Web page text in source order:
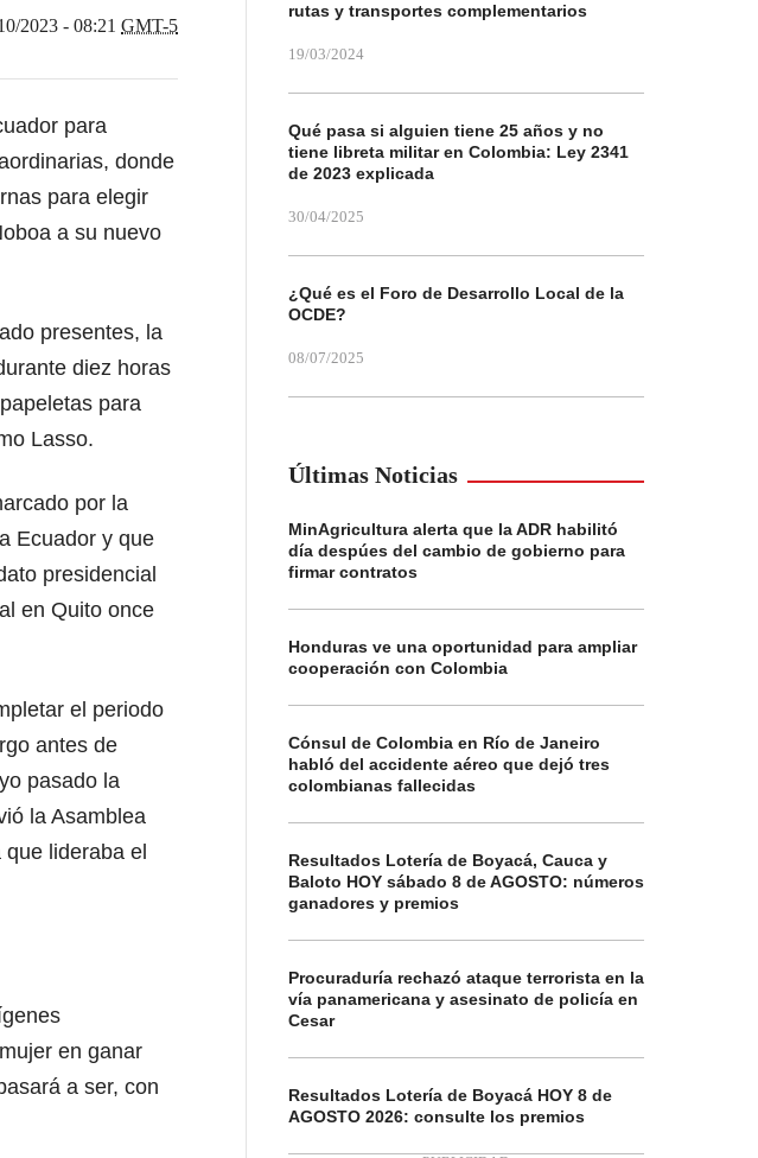
2023 - 08:21 GMT-5
para
donde
para elegir
a su nuevo
presentes, la
diez horas
para
Lasso.
por la
Ecuador y que
presidencial
en Quito once
el periodo
antes de
pasado la
la Asamblea
lideraba el
en ganar
a ser, con
rutas y transportes complementarios
19/03/2024
Qué pasa si alguien tiene 25 años y no
tiene libreta militar en Colombia: Ley 2341
de 2023 explicada
30/04/2025
¿Qué es el Foro de Desarrollo Local de la
OCDE?
08/07/2025
Últimas Noticias
MinAgricultura alerta que la ADR habilitó
día despúes del cambio de gobierno para
firmar contratos
Honduras ve una oportunidad para ampliar
cooperación con Colombia
Cónsul de Colombia en Río de Janeiro
habló del accidente aéreo que dejó tres
colombianas fallecidas
Resultados Lotería de Boyacá, Cauca y
Baloto HOY sábado 8 de AGOSTO: números
ganadores y premios
Procuraduría rechazó ataque terrorista en la
vía panamericana y asesinato de policía en
Cesar
Resultados Lotería de Boyacá HOY 8 de
AGOSTO 2026: consulte los premios